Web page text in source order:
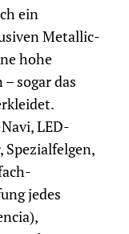
ein
Metallic-
hohe
sogar das
LED-
Spezialfelgen,
jedes